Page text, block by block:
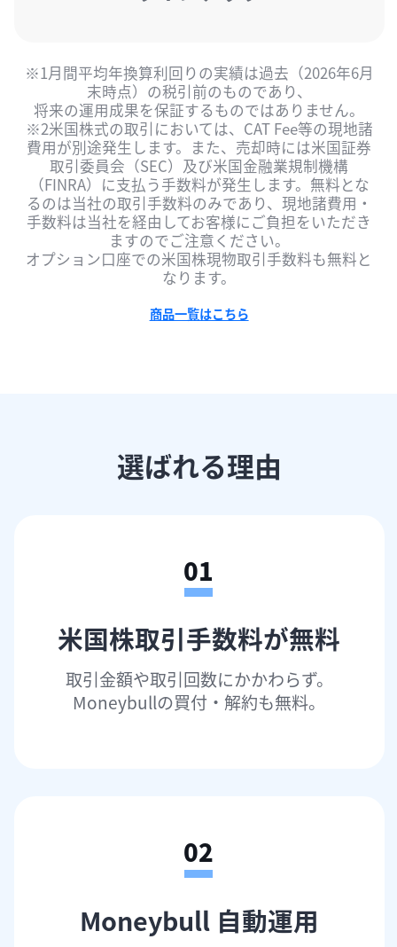
※1月間平均年換算利回りの実績は過去（2026年6月
末時点​）の税引前のものであり、
将来の運用成果を保証するものではありません。
※2米国株式の取引においては、CAT Fee等の現地諸
費用が別途発生します。また、売却時には米国証券
取引委員会（SEC）及び米国金融業規制機構
（FINRA）に支払う手数料が発生します。無料とな
るのは当社の取引手数料のみであり、現地諸費用・
手数料は当社を経由してお客様にご負担をいただき
ますのでご注意ください。​
オプション口座での米国株現物取引手数料も無料と
なります。​
商品一覧はこちら
選ばれる理由
01
米国株取引手数料が無料
取引金額や取引回数にかかわらず。​
Moneybullの買付・解約も無料。​
02
Moneybull 自動運用